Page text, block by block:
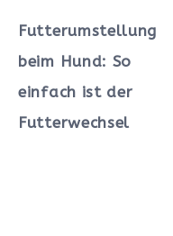
Futterumstellung
beim Hund: So
einfach ist der
Futterwechsel